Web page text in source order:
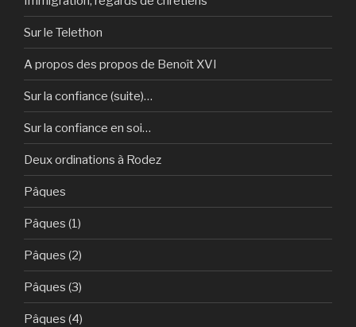
Sur le Telethon
A propos des propos de Benoît XVI
Sur la confiance (suite)…
Sur la confiance en soi…
Deux ordinations à Rodez
Pâques
Pâques (1)
Pâques (2)
Pâques (3)
Pâques (4)